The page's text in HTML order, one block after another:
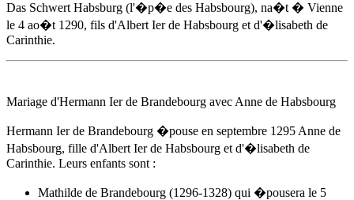
Das Schwert Habsburg (l'�p�e des Habsbourg), na�t � Vienne
le 4 ao�t 1290, fils d'Albert Ier de Habsbourg et d'�lisabeth de
Carinthie.
Mariage d'Hermann Ier de Brandebourg avec Anne de Habsbourg
Hermann Ier de Brandebourg �pouse en septembre 1295 Anne de
Habsbourg, fille d'Albert Ier de Habsbourg et d'�lisabeth de
Carinthie. Leurs enfants sont :
Mathilde de Brandebourg (1296-1328) qui �pousera le 5